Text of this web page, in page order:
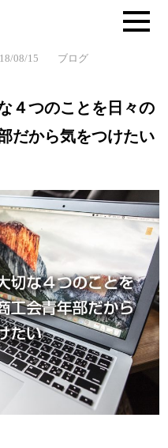
08/15 ブログ
４つのことを日々の
だから気をつけたい